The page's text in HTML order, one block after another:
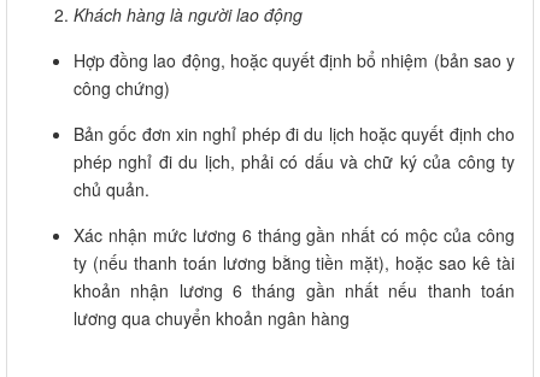
Khách hàng là người lao động
Hợp đồng lao động, hoặc quyết định bổ nhiệm (bản sao y
công chứng)
Bản gốc đơn xin nghỉ phép đi du lịch hoặc quyết định cho
phép nghỉ đi du lịch, phải có dấu và chữ ký của công ty
chủ quản.
Xác nhận mức lương 6 tháng gần nhất có mộc của công
ty (nếu thanh toán lương bằng tiền mặt), hoặc sao kê tài
khoản nhận lương 6 tháng gần nhất nếu thanh toán
lương qua chuyển khoản ngân hàng